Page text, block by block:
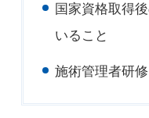
国家資格取得
いること
施術管理者研